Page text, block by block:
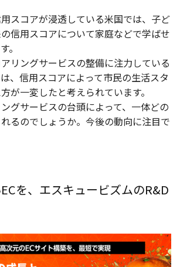
スコアが浸透している米国では、子ど
信用スコアについて家庭などで学ばせ
。
リングサービスの整備に注力している
、信用スコアによって市民の生活スタ
が一変したと考えられています。
グサービスの台頭によって、一体どの
るのでしょうか。今後の動向に注目で
を、エスキュービズムのR&D